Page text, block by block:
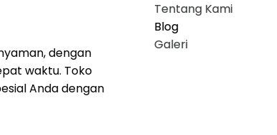
dengan
waktu. Toko
Anda dengan
Tentang Kami
Blog
Galeri